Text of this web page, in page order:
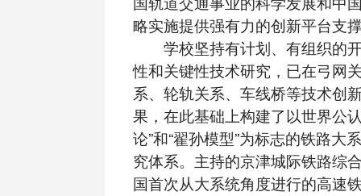
略实施提供强有力的创新平台支
学校坚持有计划、有组织的
性和关键性技术研究，已在弓网
系、轮轨关系、车线桥等技术创
果，在此基础上构建了以世界公
论”和“翟孙模型”为标志的铁路大
究体系。主持的京津城际铁路综
国首次从大系统角度进行的高速